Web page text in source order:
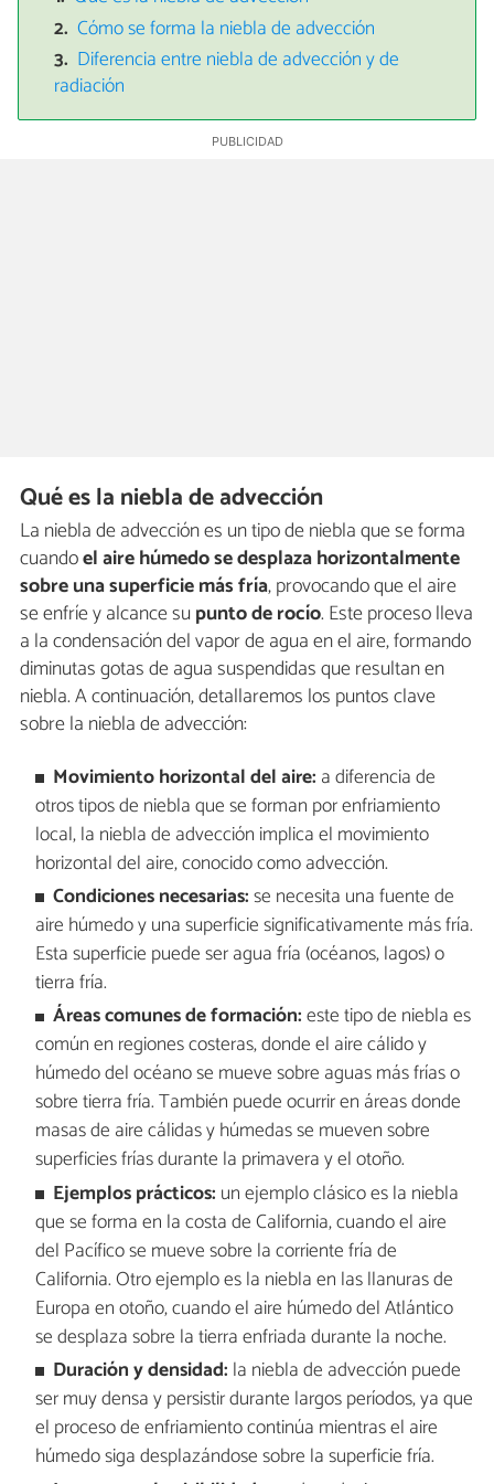
Cómo se forma la niebla de advección
Diferencia entre niebla de advección y de
radiación
Qué es la niebla de advección
La niebla de advección es un tipo de niebla que se forma
cuandoel aire húmedo se desplaza horizontalmente
sobre una superficie más fría, provocando que el aire
se enfríe y alcance supunto de rocío. Este proceso lleva
a la condensación del vapor de agua en el aire, formando
diminutas gotas de agua suspendidas que resultan en
niebla. A continuación, detallaremos los puntos clave
sobre la niebla de advección:
Movimiento horizontal del aire: a diferencia de
otros tipos de niebla que se forman por enfriamiento
local, la niebla de advección implica el movimiento
horizontal del aire, conocido como advección.
Condiciones necesarias:se necesita una fuente de
aire húmedo y una superficie significativamente más fría.
Esta superficie puede ser agua fría (océanos, lagos) o
tierra fría.
Áreas comunes de formación:este tipo de niebla es
común en regiones costeras, donde el aire cálido y
húmedo del océano se mueve sobre aguas más frías o
sobre tierra fría. También puede ocurrir en áreas donde
masas de aire cálidas y húmedas se mueven sobre
superficies frías durante la primavera y el otoño.
Ejemplos prácticos: un ejemplo clásico es la niebla
que se forma en la costa de California, cuando el aire
del Pacífico se mueve sobre la corriente fría de
California. Otro ejemplo es la niebla en las llanuras de
Europa en otoño, cuando el aire húmedo del Atlántico
se desplaza sobre la tierra enfriada durante la noche.
Duración y densidad: la niebla de advección puede
ser muy densa y persistir durante largos períodos, ya que
el proceso de enfriamiento continúa mientras el aire
húmedo siga desplazándose sobre la superficie fría.